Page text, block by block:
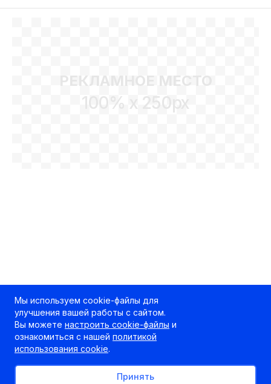
РЕКЛАМНОЕ МЕСТО
100% x 250px
Мы используем cookie-файлы для
улучшения вашей работы с сайтом.
Вы можете настроить cookie-файлы и
ознакомиться с нашей политикой
использования cookie.
Принять